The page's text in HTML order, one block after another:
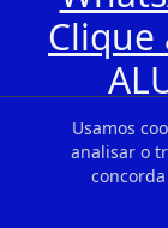
Usamos
analisar o